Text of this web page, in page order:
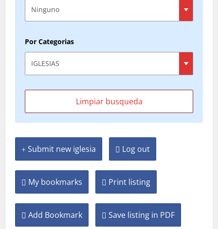
Por Categorias
Submit new iglesia Log out
My bookmarks Print listing
Add Bookmark Save listing in PDF